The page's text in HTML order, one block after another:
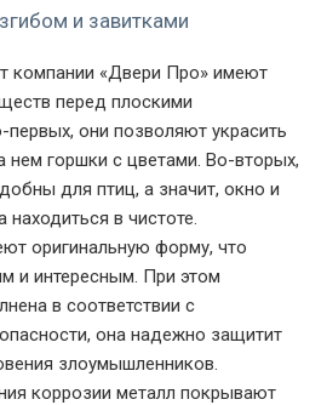
и завитками
компании «Двери Про» имеют
перед плоскими
первых, они позволяют украсить
нем горшки с цветами. Во-вторых,
для птиц, а значит, окно и
находиться в чистоте.
оригинальную форму, что
и интересным. При этом
в соответствии с
она надежно защитит
злоумышленников.
коррозии металл покрывают